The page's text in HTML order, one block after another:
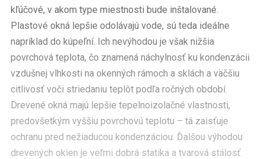
kľúčové, v akom type miestnosti bude inštalované.
Plastové okná lepšie odolávajú vode, sú teda ideálne
napríklad do kúpeľní. Ich nevýhodou je však nižšia
povrchová teplota, čo znamená náchylnosť ku kondenzácii
vzdušnej vlhkosti na okenných rámoch a sklách a väčšiu
citlivosť voči striedaniu teplôt podľa ročných období.
Drevené okná majú lepšie tepelnoizolačné vlastnosti,
predovšetkým vyššiu povrchovú teplotu – tá zaisťuje
ochranu pred nežiaducou kondenzáciou. Ďalšou výhodou
drevených okien je veľmi dobrá statika a tvarová stálosť.